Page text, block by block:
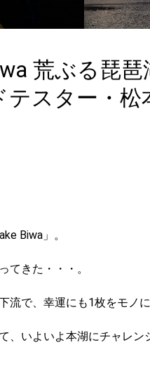
荒ぶる琵琶
スター・松
Biwa」。
てきた・・・。
流で、幸運にも1枚をモノに
、いよいよ本湖にチャレン